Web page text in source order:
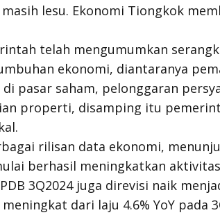
lesu. Ekonomi Tiongkok
telah mengumumkan
ekonomi, diantaranya
pasar saham, pelonggaran
properti, disamping itu
rilisan data ekonomi,
berhasil meningkatkan
3Q2024 juga direvisi naik
dari laju 4.6% YoY pada